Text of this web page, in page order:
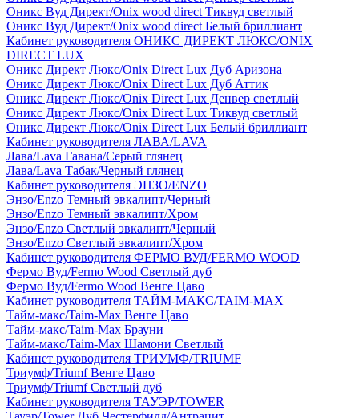
Оникс Вуд Директ/Onix wood direct Тиквуд светлый
Оникс Вуд Директ/Onix wood direct Белый бриллиант
Кабинет руководителя ОНИКС ДИРЕКТ ЛЮКС/ONIX
DIRECT LUX
Оникс Директ Люкс/Onix Direct Lux Дуб Аризона
Оникс Директ Люкс/Onix Direct Lux Дуб Аттик
Оникс Директ Люкс/Onix Direct Lux Денвер светлый
Оникс Директ Люкс/Onix Direct Lux Тиквуд светлый
Оникс Директ Люкс/Onix Direct Lux Белый бриллиант
Кабинет руководителя ЛАВА/LAVA
Лава/Lava Гавана/Серый глянец
Лава/Lava Табак/Черный глянец
Кабинет руководителя ЭНЗО/ENZO
Энзо/Enzo Темный эвкалипт/Черный
Энзо/Enzo Темный эвкалипт/Хром
Энзо/Enzo Светлый эвкалипт/Черный
Энзо/Enzo Светлый эвкалипт/Хром
Кабинет руководителя ФЕРМО ВУД/FERMO WOOD
Фермо Вуд/Fermo Wood Светлый дуб
Фермо Вуд/Fermo Wood Венге Цаво
Кабинет руководителя ТАЙМ-МАКС/TAIM-MAX
Тайм-макс/Taim-Max Венге Цаво
Тайм-макс/Taim-Max Брауни
Тайм-макс/Taim-Max Шамони Светлый
Кабинет руководителя ТРИУМФ/TRIUMF
Триумф/Triumf Венге Цаво
Триумф/Triumf Светлый дуб
Кабинет руководителя ТАУЭР/TOWER